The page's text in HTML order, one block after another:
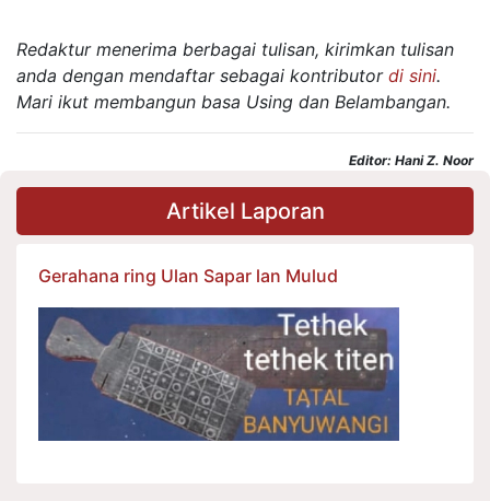
Redaktur menerima berbagai tulisan, kirimkan tulisan
anda dengan mendaftar sebagai kontributor di sini.
Mari ikut membangun basa Using dan Belambangan.
Editor: Hani Z. Noor
Artikel Laporan
Gerahana ring Ulan Sapar lan Mulud